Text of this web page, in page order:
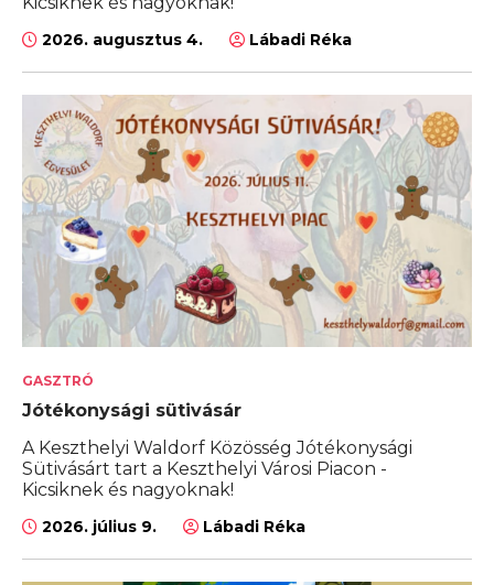
2026. augusztus 4. Lábadi Réka
GASZTRÓ
Jótékonysági sütivásár
A Keszthelyi Waldorf Közösség Jótékonysági
Sütivásárt tart a Keszthelyi Városi Piacon -
Kicsiknek és nagyoknak!
2026. július 9. Lábadi Réka